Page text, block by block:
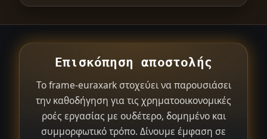
Επισκόπηση αποστολής
Το frame-euraxark στοχεύει να παρουσιάσει
την καθοδήγηση για τις χρηματοοικονομικές
ροές εργασίας με ουδέτερο, δομημένο και
συμμορφωτικό τρόπο. Δίνουμε έμφαση σε